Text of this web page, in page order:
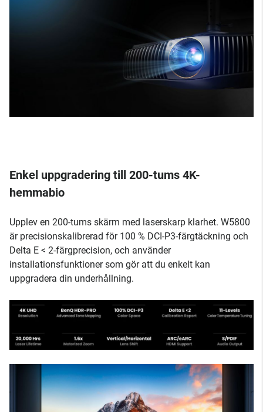
Enkel uppgradering till 200-tums 4K-
hemmabio
Upplev en 200-tums skärm med laserskarp klarhet. W5800
är precisionskalibrerad för 100 % DCI-P3-färgtäckning och
Delta E < 2-färgprecision, och använder
installationsfunktioner som gör att du enkelt kan
uppgradera din underhållning.